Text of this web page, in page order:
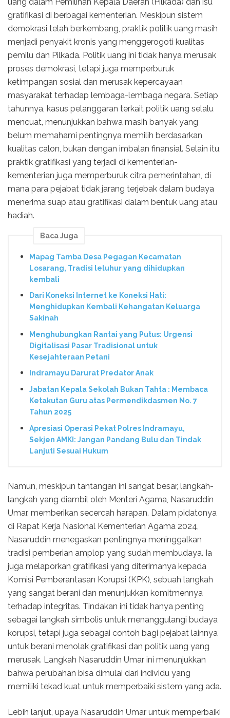
gratifikasi di berbagai kementerian. Meskipun sistem
demokrasi telah berkembang, praktik politik uang masih
menjadi penyakit kronis yang menggerogoti kualitas
pemilu dan Pilkada. Politik uang ini tidak hanya merusak
proses demokrasi, tetapi juga memperburuk
ketimpangan sosial dan merusak kepercayaan
masyarakat terhadap lembaga-lembaga negara. Setiap
tahunnya, kasus pelanggaran terkait politik uang selalu
mencuat, menunjukkan bahwa masih banyak yang
belum memahami pentingnya memilih berdasarkan
kualitas calon, bukan dengan imbalan finansial. Selain itu,
praktik gratifikasi yang terjadi di kementerian-
kementerian juga memperburuk citra pemerintahan, di
mana para pejabat tidak jarang terjebak dalam budaya
menerima suap atau gratifikasi dalam bentuk uang atau
hadiah.
Baca Juga
Mapag Tamba Desa Pegagan Kecamatan
Losarang, Tradisi leluhur yang dihidupkan
kembali
Dari Koneksi Internet ke Koneksi Hati:
Menghidupkan Kembali Kehangatan Keluarga
Sakinah
Menghubungkan Rantai yang Putus: Urgensi
Digitalisasi Pasar Tradisional untuk
Kesejahteraan Petani
Indramayu Darurat Predator Anak
Jabatan Kepala Sekolah Bukan Tahta : Membaca
Ketakutan Guru atas Permendikdasmen No. 7
Tahun 2025
Apresiasi Operasi Pekat Polres Indramayu,
Sekjen AMKI: Jangan Pandang Bulu dan Tindak
Lanjuti Sesuai Hukum
Namun, meskipun tantangan ini sangat besar, langkah-
langkah yang diambil oleh Menteri Agama, Nasaruddin
Umar, memberikan secercah harapan. Dalam pidatonya
di Rapat Kerja Nasional Kementerian Agama 2024,
Nasaruddin menegaskan pentingnya meninggalkan
tradisi pemberian amplop yang sudah membudaya. Ia
juga melaporkan gratifikasi yang diterimanya kepada
Komisi Pemberantasan Korupsi (KPK), sebuah langkah
yang sangat berani dan menunjukkan komitmennya
terhadap integritas. Tindakan ini tidak hanya penting
sebagai langkah simbolis untuk menanggulangi budaya
korupsi, tetapi juga sebagai contoh bagi pejabat lainnya
untuk berani menolak gratifikasi dan politik uang yang
merusak. Langkah Nasaruddin Umar ini menunjukkan
bahwa perubahan bisa dimulai dari individu yang
memiliki tekad kuat untuk memperbaiki sistem yang ada.
Lebih lanjut, upaya Nasaruddin Umar untuk memperbaiki